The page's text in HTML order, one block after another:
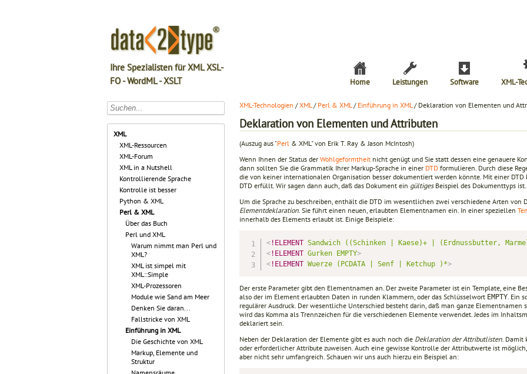
Ihre Spezialisten für XML XSL-
FO - WordML - XSLT
Home Leistungen Software XML-
XML
XML-Ressourcen
XML-Forum
XML in a Nutshell
Kontrollierende Sprache
Kontrolle ist besser
Python & XML
Perl & XML
Über das Buch
Perl und XML
Warum nimmt man Perl und
XML?
XML ist simpel mit
XML::Simple
XML-Prozessoren
Module wie Sand am Meer
Denken Sie daran...
Fallstricke von XML
Einführung in XML
Die Geschichte von XML
Markup, Elemente und
Struktur
XML-Technologien /XML/ Perl & XML/ Einführung in XML/ Deklaration von Elementen und
Deklaration von Elementen und Attributen
(Auszug aus "Perl & XML" von Erik T. Ray & Jason McIntosh)
Wenn Ihnen der Status der Wohlgeformtheit nicht genügt und Sie statt dessen eine genauere
dann sollten Sie die Grammatik Ihrer Markup-Sprache in einer DTD formulieren. Durch diese
die von keiner internationalen Organisation besser dokumentiert werden könnte. Mit einer
DTD erfüllt. Wir sagen dann auch, daß das Dokument ein gültigesBeispiel des Dokumenttyps ist.
Um die Sprache zu beschreiben, enthält die DTD im wesentlichen zwei verschiedene Arten
Elementdeklaration . Sie führt einen neuen, erlaubten Elementnamen ein. In einer speziellen
innerhalb des Elements erlaubt ist. Einige Beispiele:
<!ELEMENT Sandwich ((Schinken Kaese)+ (Erdnussbutter,
<!ELEMENT Gurken EMPTY>
<!ELEMENT Wuerze (PCDATA Senf Ketchup )*>
Der erste Parameter gibt den Elementnamen an. Der zweite Parameter ist ein Template, eine
also der im Element erlaubten Daten in runden Klammern, oder das Schlüsselwort EMPTY . Ein
regulärer Ausdruck. Der wesentliche Unterschied besteht darin, daß man ganze
wird das Komma als Trennzeichen für die verschiedenen Elemente verwendet. Jedes im
deklariert sein.
Neben der Deklaration der Elemente gibt es auch noch die Deklaration der Attributlisten .
oder erforderlicher Attribute zuweisen. Auch eine gewisse Kontrolle der Attributwerte ist
aber nicht sehr umfangreich. Schauen wir uns auch hierzu ein Beispiel an: